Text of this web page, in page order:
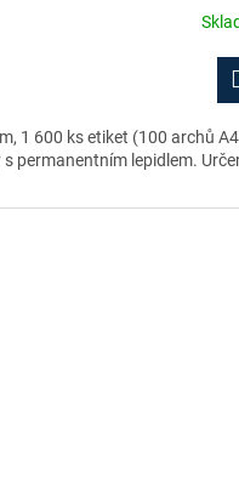
1 600 ks etiket (100 archů
permanentním lepidlem.